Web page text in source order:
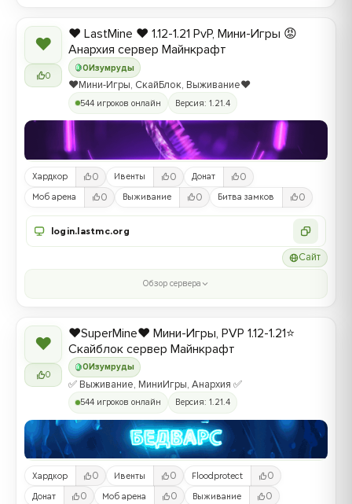
❤
0
0Изумруды
❤️ LastMine ❤️ 1.12-1.21 PvP, Мини-Игры 😡
Анархия сервер Майнкрафт
❤️Мини-Игры, СкайБлок, Выживание❤️
544 игроков онлайн Версия: 1.21.4
Хардкор 0 Ивенты 0 Донат 0
Моб арена 0 Выживание 0 Битва замков 0
login.lastmc.org
Сайт
Обзор сервера
❤
0
0 Изумруды
❤️SuperMine❤️ Мини-Игры, PVP 1.12-1.21⭐
Скайблок сервер Майнкрафт
✅ Выживание, МиниИгры, Анархия ✅
544 игроков онлайн Версия: 1.21.4
Хардкор 0 Ивенты 0 Floodprotect 0
Донат 0 Моб арена 0 Выживание 0